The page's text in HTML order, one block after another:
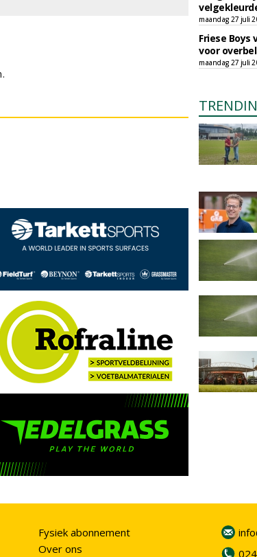
maandag 27 juli
Friese
voor
maandag 27 juli
Fysiek abonnement
Over ons